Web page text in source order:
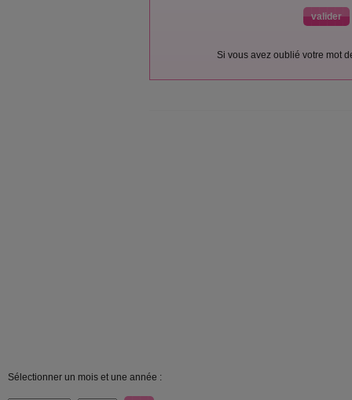
Si vous avez oublié votre mot
Sélectionner un mois et une année :